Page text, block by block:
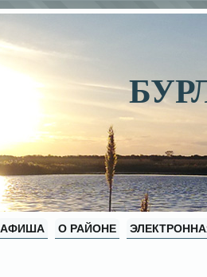
АФИША О РАЙОНЕ